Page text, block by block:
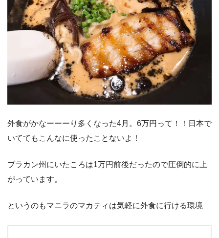
外食がかなーーーり多くなった4月。6万円って！！日本で
いててもこんなに使ったことないよ！
ブラカン州にいたころは1万円前後だったので圧倒的に上
がっています。
というのもマニラのマカティは気軽に外食に行ける環境